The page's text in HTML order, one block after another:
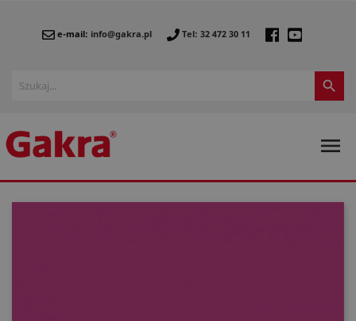
e-mail: info@gakra.pl Tel: 32 472 30 11

